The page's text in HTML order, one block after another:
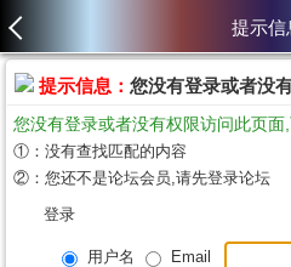
提示信
提示信息： 您没有登录或者没
您没有登录或者没有权限访问此页面
①：没有查找匹配的内容
②：您还不是论坛会员,请先登录论坛
登录
用户名 Email